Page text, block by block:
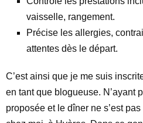
vaisselle, rangement.
Précise les allergies,
attentes dès le départ.
C’est ainsi que je me suis
en tant que blogueuse. N’ayant
proposée et le dîner ne s’est